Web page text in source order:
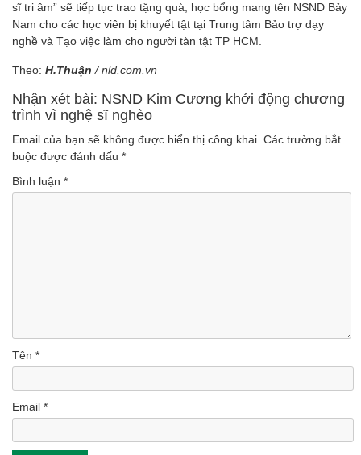
sĩ tri âm” sẽ tiếp tục trao tặng quà, học bổng mang tên NSND Bảy
Nam cho các học viên bị khuyết tật tại Trung tâm Bảo trợ dạy
nghề và Tạo việc làm cho người tàn tật TP HCM.
Theo: H.Thuận / nld.com.vn
Nhận xét bài: NSND Kim Cương khởi động chương
trình vì nghệ sĩ nghèo
Email của bạn sẽ không được hiển thị công khai. Các trường bắt
buộc được đánh dấu *
Bình luận *
Tên *
Email *